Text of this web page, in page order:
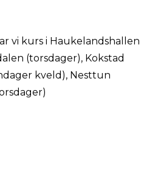
vi kurs i Haukelandshallen
(torsdager), Kokstad
kveld), Nesttun